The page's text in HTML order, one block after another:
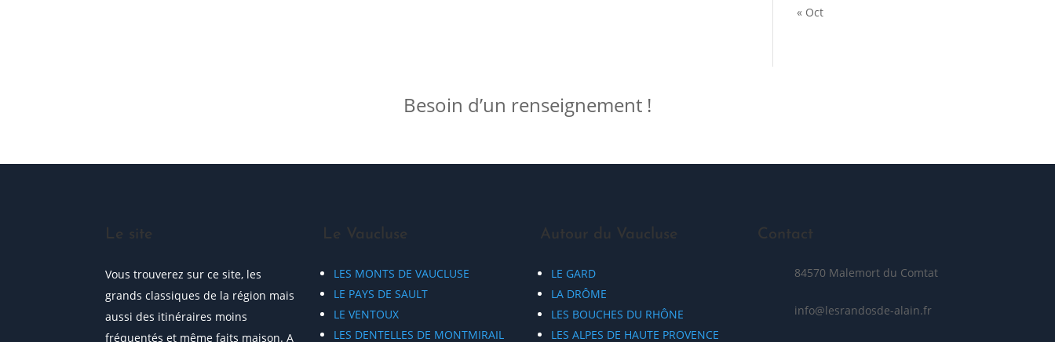
« Oct
Besoin d’un renseignement !
Le site
Vous trouverez sur ce site, les
grands classiques de la région mais
aussi des itinéraires moins
fréquentés et même faits maison. A
Le Vaucluse
LES MONTS DE VAUCLUSE
LE PAYS DE SAULT
LE VENTOUX
LES DENTELLES DE MONTMIRAIL
Autour du Vaucluse
LE GARD
LA DRÔME
LES BOUCHES DU RHÔNE
LES ALPES DE HAUTE PROVENCE
Contact
84570 Malemort du Comtat
info@lesrandosde-alain.fr